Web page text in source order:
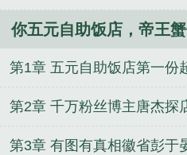
你五元自助饭店，帝王
第1章 五元自助饭店第一份
第2章 千万粉丝博主唐杰探
第3章 有图有真相徽省彭于